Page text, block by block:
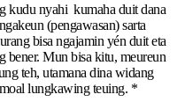
kudu nyahi kumaha duit dana
(pengawasan) sarta
bisa ngajamin yén duit eta
bener. Mun bisa kitu, meureun
teh, utamana dina widang
lungkawing teuing. *